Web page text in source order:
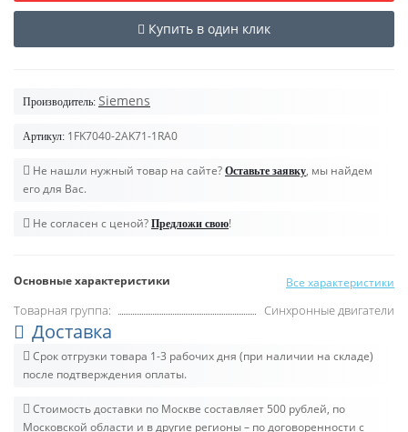
Купить в один клик
Производитель: Siemens
Артикул: 1FK7040-2AK71-1RA0
Не нашли нужный товар на сайте? Оставьте заявку, мы найдем
его для Вас.
Не согласен с ценой? Предложи свою!
Основные характеристики Все характеристики
Товарная группа: Синхронные двигатели
Доставка
Срок отгрузки товара 1-3 рабочих дня (при наличии на складе)
после подтверждения оплаты.
Стоимость доставки по Москве составляет 500 рублей, по
Московской области и в другие регионы – по договоренности с